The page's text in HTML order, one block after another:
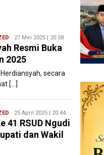
Redaksi
Filesatu
27 Mei 2025 | 20:58
Resmi Buka
2025
secara
[…]
Redaksi
Filesatu
25 April 2025 | 20:44
41 RSUD Ngudi
dan Wakil